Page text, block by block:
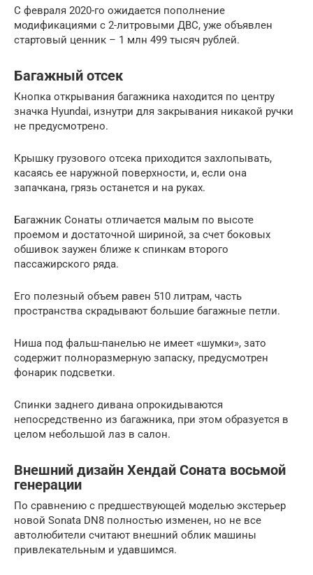
С февраля 2020-го ожидается пополнение
модификациями с 2-литровыми ДВС, уже объявлен
стартовый ценник – 1 млн 499 тысяч рублей.
Багажный отсек
Кнопка открывания багажника находится по центру
значка Hyundai, изнутри для закрывания никакой ручки
не предусмотрено.
Крышку грузового отсека приходится захлопывать,
касаясь ее наружной поверхности, и, если она
запачкана, грязь останется и на руках.
Багажник Сонаты отличается малым по высоте
проемом и достаточной шириной, за счет боковых
обшивок заужен ближе к спинкам второго
пассажирского ряда.
Его полезный объем равен 510 литрам, часть
пространства скрадывают большие багажные петли.
Ниша под фальш-панелью не имеет «шумки», зато
содержит полноразмерную запаску, предусмотрен
фонарик подсветки.
Спинки заднего дивана опрокидываются
непосредственно из багажника, при этом образуется в
целом небольшой лаз в салон.
Внешний дизайн Хендай Соната восьмой
генерации
По сравнению с предшествующей моделью экстерьер
новой Sonata DN8 полностью изменен, но не все
автолюбители считают внешний облик машины
привлекательным и удавшимся.